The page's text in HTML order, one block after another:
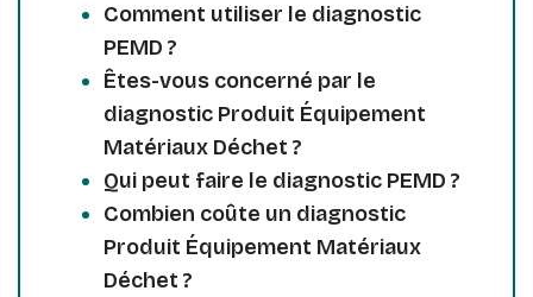
Comment utiliser le diagnostic
PEMD ?
Êtes-vous concerné par le
diagnostic Produit Équipement
Matériaux Déchet ?
Qui peut faire le diagnostic PEMD ?
Combien coûte un diagnostic
Produit Équipement Matériaux
Déchet ?